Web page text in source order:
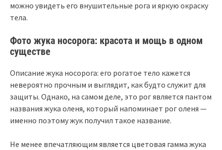
можно увидеть его внушительные рога и яркую окраску
тела.
Фото жука носорога: красота и мощь в одном
существе
Описание жука носорога: его рогатое тело кажется
невероятно прочным и выглядит, как будто служит для
защиты. Однако, на самом деле, это рог является пантом
названия жука оленя, который напоминает рог оленя —
именно поэтому жук получил такое название.
Не менее впечатляющим является цветовая гамма жука